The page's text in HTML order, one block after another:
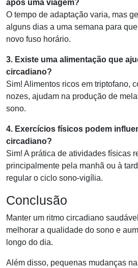
após uma viagem?
O tempo de adaptação varia, mas
alguns dias a uma semana para
novo fuso horário.
3. Existe uma alimentação que
circadiano?
Sim! Alimentos ricos em triptofano,
nozes, ajudam na produção de
sono.
4. Exercícios físicos podem
circadiano?
Sim! A prática de atividades físicas
principalmente pela manhã ou à
regular o ciclo sono-vigília.
Conclusão
Manter um ritmo circadiano
melhorar a qualidade do sono e
longo do dia.
Além disso, pequenas mudanças